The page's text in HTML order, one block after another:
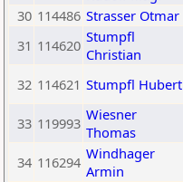
30 114486 Strasser Otmar
31 114620 Stumpfl
Christian
32 114621 Stumpfl Hubert
33 119993 Wiesner
Thomas
34 116294 Windhager
Armin